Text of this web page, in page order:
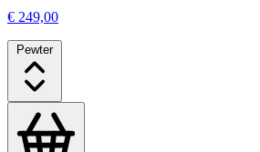
€ 249,00
Pewter